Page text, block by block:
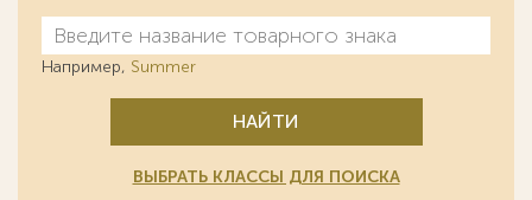
Например, Summer
НАЙТИ
ВЫБРАТЬ КЛАССЫ ДЛЯ ПОИСКА